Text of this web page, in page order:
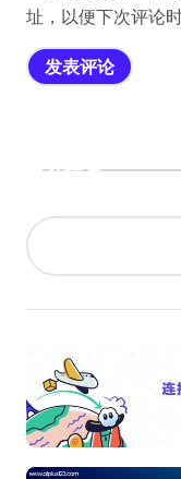
址，以便下次评论时
搜索